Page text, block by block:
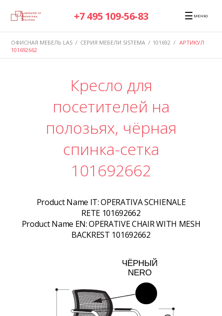
+7 495 109-56-83 ☰ МЕНЮ
ОФИСНАЯ МЕБЕЛЬ LAS / СЕРИЯ МЕБЕЛИ SISTEMA / 101692 / АРТИКУЛ
101692662
Кресло для
посетителей на
полозьях, чёрная
спинка-сетка
101692662
Product Name IT:OPERATIVA SCHIENALE
RETE 101692662
Product Name EN:OPERATIVE CHAIR WITH MESH
BACKREST 101692662